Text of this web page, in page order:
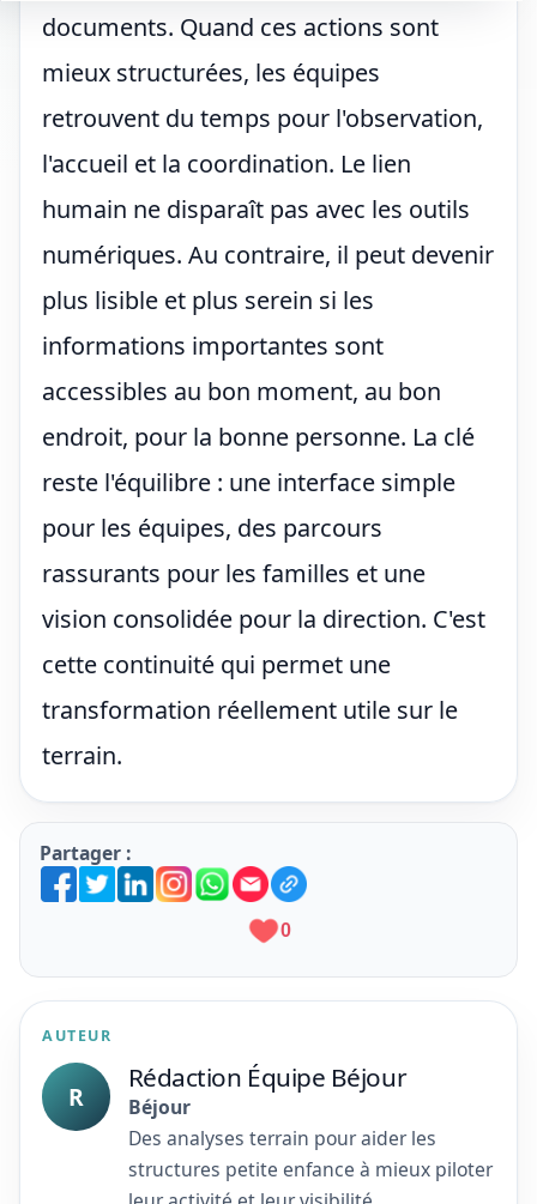
documents. Quand ces actions sont
mieux structurées, les équipes
retrouvent du temps pour l'observation,
l'accueil et la coordination. Le lien
humain ne disparaît pas avec les outils
numériques. Au contraire, il peut devenir
plus lisible et plus serein si les
informations importantes sont
accessibles au bon moment, au bon
endroit, pour la bonne personne. La clé
reste l'équilibre : une interface simple
pour les équipes, des parcours
rassurants pour les familles et une
vision consolidée pour la direction. C'est
cette continuité qui permet une
transformation réellement utile sur le
terrain.
Partager :
0
AUTEUR
R
Rédaction Équipe Béjour
Béjour
Des analyses terrain pour aider les
structures petite enfance à mieux piloter